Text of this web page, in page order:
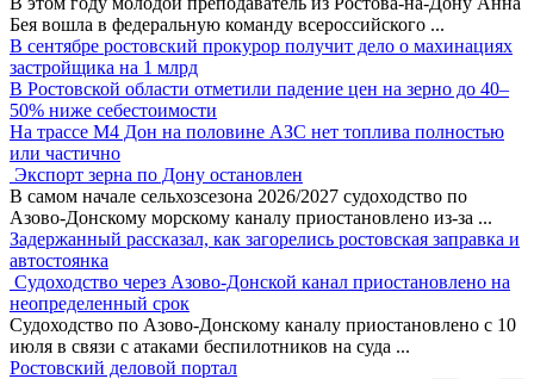
Бея вошла в федеральную команду всероссийского ...
В сентябре ростовский прокурор получит дело о махинациях
застройщика на 1 млрд
В Ростовской области отметили падение цен на зерно до 40–
50% ниже себестоимости
На трассе М4 Дон на половине АЗС нет топлива полностью
или частично
Экспорт зерна по Дону остановлен
В самом начале сельхозсезона 2026/2027 судоходство по
Азово-Донскому морскому каналу приостановлено из-за ...
Задержанный рассказал, как загорелись ростовская заправка и
автостоянка
Судоходство через Азово-Донской канал приостановлено на
неопределенный срок
Судоходство по Азово-Донскому каналу приостановлено с 10
июля в связи с атаками беспилотников на суда ...
Ростовский деловой портал